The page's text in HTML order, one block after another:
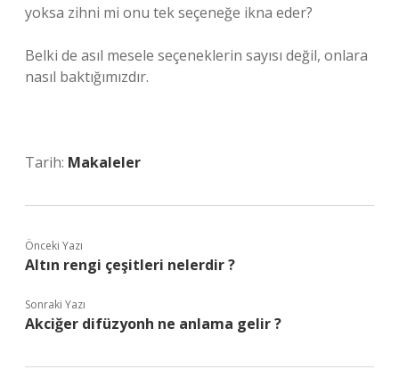
yoksa zihni mi onu tek seçeneğe ikna eder?
Belki de asıl mesele seçeneklerin sayısı değil, onlara
nasıl baktığımızdır.
Tarih: Makaleler
Önceki Yazı
Altın rengi çeşitleri nelerdir ?
Sonraki Yazı
Akciğer difüzyonh ne anlama gelir ?